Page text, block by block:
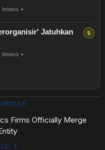
Intens •
Jatuhkan
Intens •
Firms Officially Merge